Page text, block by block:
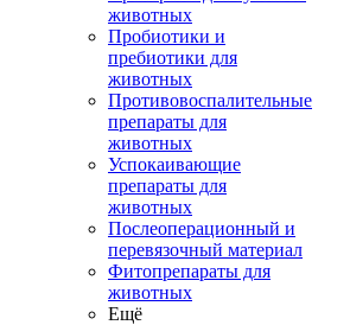
животных
Пробиотики и
пребиотики для
животных
Противовоспалительные
препараты для
животных
Успокаивающие
препараты для
животных
Послеоперационный и
перевязочный материал
Фитопрепараты для
животных
Ещё